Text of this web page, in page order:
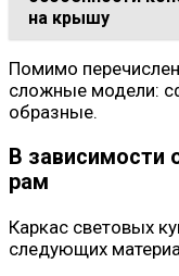
на крышу
Помимо
сложные модели:
образные.
В зависимости
рам
Каркас световых
следующих